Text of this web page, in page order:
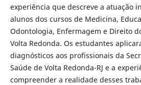
experiência que descreve a atuação
alunos dos cursos de Medicina,
Odontologia, Enfermagem e Direito
Volta Redonda. Os estudantes
diagnósticos aos profissionais da
Saúde de Volta Redonda-RJ e a
compreender a realidade desses